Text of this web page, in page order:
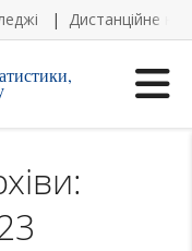
Дистанційне